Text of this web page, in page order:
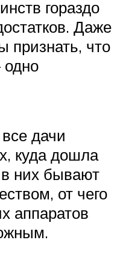
гораздо
Даже
признать, что
одно
дачи
куда дошла
них бывают
от чего
аппаратов